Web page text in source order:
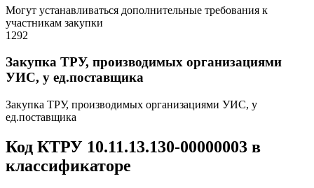
Могут устанавливаться дополнительные требования к
участникам закупки
1292
Закупка ТРУ, производимых организациями
УИС, у ед.поставщика
Закупка ТРУ, производимых организациями УИС, у
ед.поставщика
Код КТРУ 10.11.13.130-00000003 в
классификаторе